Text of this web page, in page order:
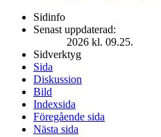
Sidinfo
Senast uppdaterad:
2026 kl. 09.25.
Sidverktyg
Sida
Diskussion
Bild
Indexsida
Föregående sida
Nästa sida